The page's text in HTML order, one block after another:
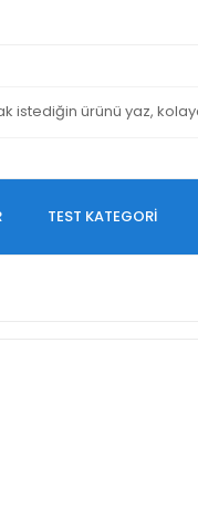
TEST KATEGORİ